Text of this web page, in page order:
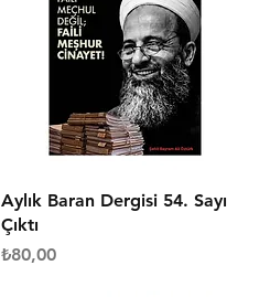
Hızlı Bakış
Aylık Baran Dergisi 54. Sayı
Çıktı
Fiyat
₺80,00